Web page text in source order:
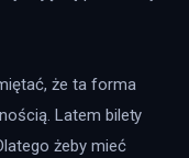
że ta forma
Latem bilety
żeby mieć